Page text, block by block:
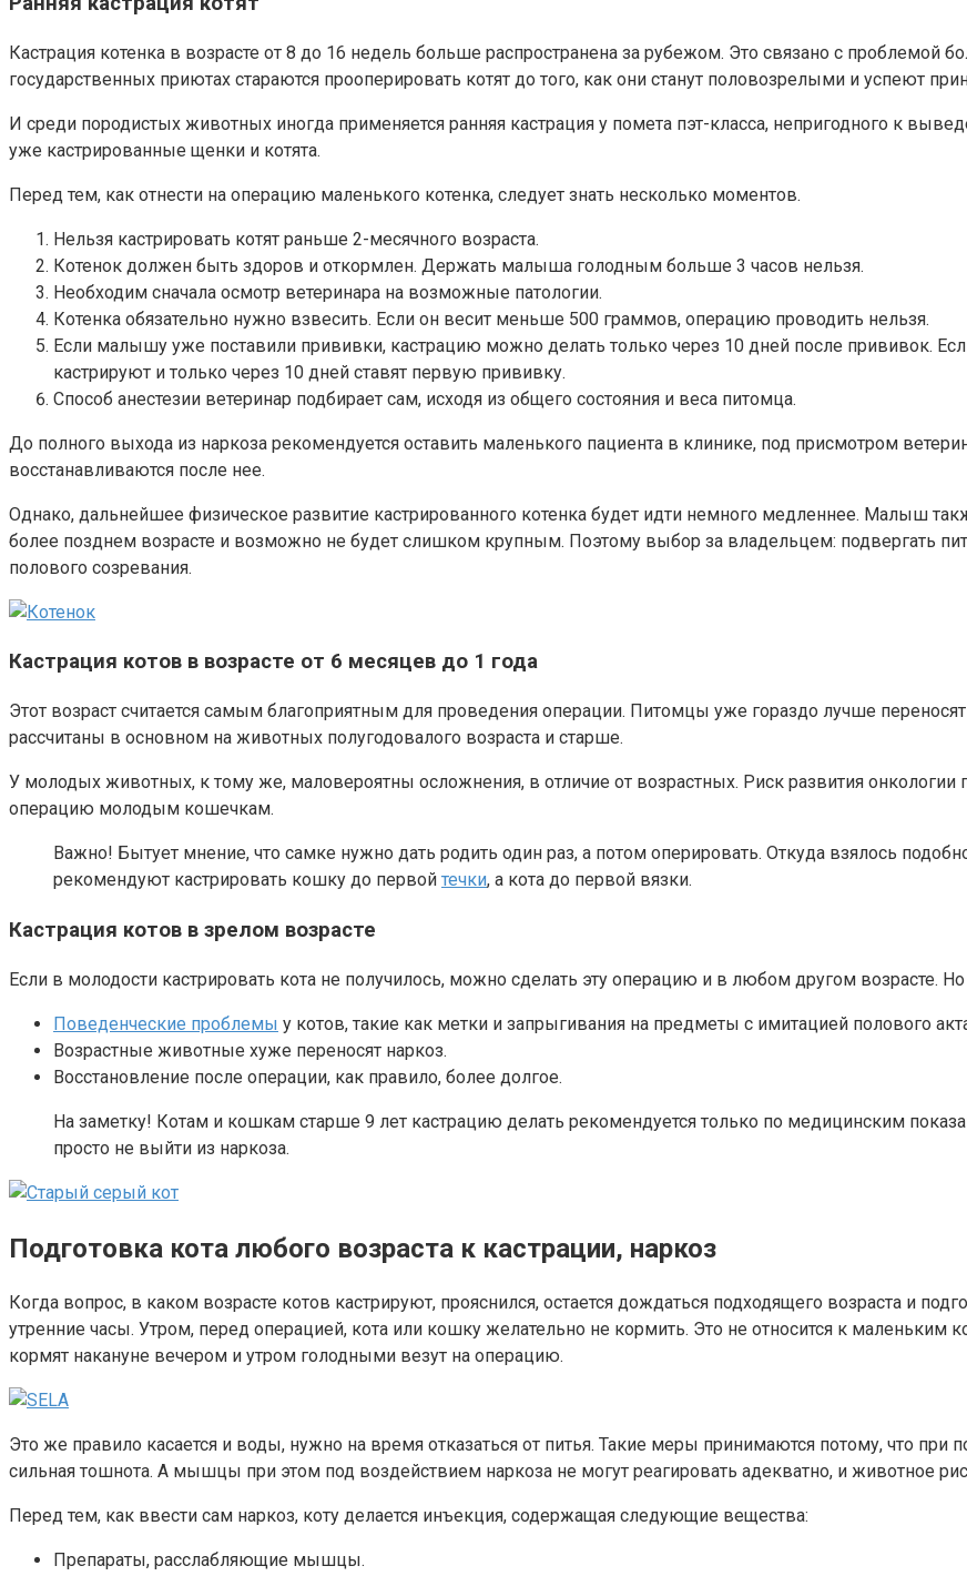
Кастрация котенка в возрасте от 8 до 16 недель больше распространена за рубежом. Это связано с проблемой
государственных приютах стараются прооперировать котят до того, как они станут половозрелыми и успеют
И среди породистых животных иногда применяется ранняя кастрация у помета пэт-класса, непригодного к
уже кастрированные щенки и котята.
Перед тем, как отнести на операцию маленького котенка, следует знать несколько моментов.
Нельзя кастрировать котят раньше 2-месячного возраста.
Котенок должен быть здоров и откормлен. Держать малыша голодным больше 3 часов нельзя.
Необходим сначала осмотр ветеринара на возможные патологии.
Котенка обязательно нужно взвесить. Если он весит меньше 500 граммов, операцию проводить нельзя.
Если малышу уже поставили прививки, кастрацию можно делать только через 10 дней после прививок.
кастрируют и только через 10 дней ставят первую прививку.
Способ анестезии ветеринар подбирает сам, исходя из общего состояния и веса питомца.
До полного выхода из наркоза рекомендуется оставить маленького пациента в клинике, под присмотром
восстанавливаются после нее.
Однако, дальнейшее физическое развитие кастрированного котенка будет идти немного медленнее. Малыш
более позднем возрасте и возможно не будет слишком крупным. Поэтому выбор за владельцем: подвергать
полового созревания.
Кастрация котов в возрасте от 6 месяцев до 1 года
Этот возраст считается самым благоприятным для проведения операции. Питомцы уже гораздо лучше
рассчитаны в основном на животных полугодовалого возраста и старше.
У молодых животных, к тому же, маловероятны осложнения, в отличие от возрастных. Риск развития
операцию молодым кошечкам.
Важно! Бытует мнение, что самке нужно дать родить один раз, а потом оперировать. Откуда взялось
рекомендуют кастрировать кошку до первой течки, а кота до первой вязки.
Кастрация котов в зрелом возрасте
Если в молодости кастрировать кота не получилось, можно сделать эту операцию и в любом другом возрасте.
Поведенческие проблемы у котов, такие как метки и запрыгивания на предметы с имитацией полового
Возрастные животные хуже переносят наркоз.
Восстановление после операции, как правило, более долгое.
На заметку! Котам и кошкам старше 9 лет кастрацию делать рекомендуется только по медицинским
просто не выйти из наркоза.
Подготовка кота любого возраста к кастрации, наркоз
Когда вопрос, в каком возрасте котов кастрируют, прояснился, остается дождаться подходящего возраста и
утренние часы. Утром, перед операцией, кота или кошку желательно не кормить. Это не относится к маленьким
кормят накануне вечером и утром голодными везут на операцию.
Это же правило касается и воды, нужно на время отказаться от питья. Такие меры принимаются потому, что при
сильная тошнота. А мышцы при этом под воздействием наркоза не могут реагировать адекватно, и животное
Перед тем, как ввести сам наркоз, коту делается инъекция, содержащая следующие вещества:
Препараты, расслабляющие мышцы.